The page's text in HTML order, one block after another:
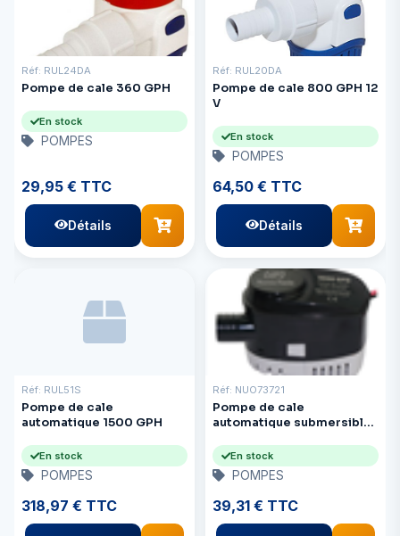
Réf: RUL24DA
Pompe de cale 360 GPH
En stock
POMPES
29,95 € TTC
Détails
Réf: RUL20DA
Pompe de cale 800 GPH 12
V
En stock
POMPES
64,50 € TTC
Détails
Réf: RUL51S
Pompe de cale
automatique 1500 GPH
En stock
POMPES
318,97 € TTC
Réf: NUO73721
Pompe de cale
automatique submersible,
En stock
POMPES
39,31 € TTC